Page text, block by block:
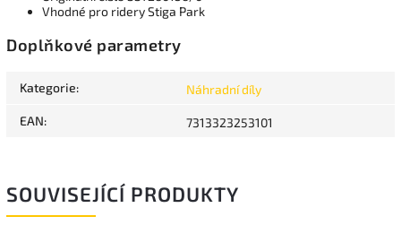
Vhodné pro ridery Stiga Park
Doplňkové parametry
Kategorie: Náhradní díly
EAN: 7313323253101
SOUVISEJÍCÍ PRODUKTY